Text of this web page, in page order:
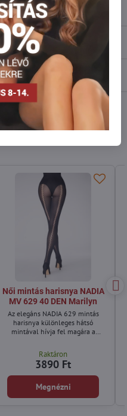
Reddit LinkedIn WhatsApp
Női mintás harisnya NADIA
MV 629 40 DEN Marilyn
Az elegáns NADIA 629 mintás
harisnya különleges hátsó
mintával hívja fel magára a
a lábakat és stílusos megjelenést
biztosít.
Raktáron
3890 Ft
Megnézni